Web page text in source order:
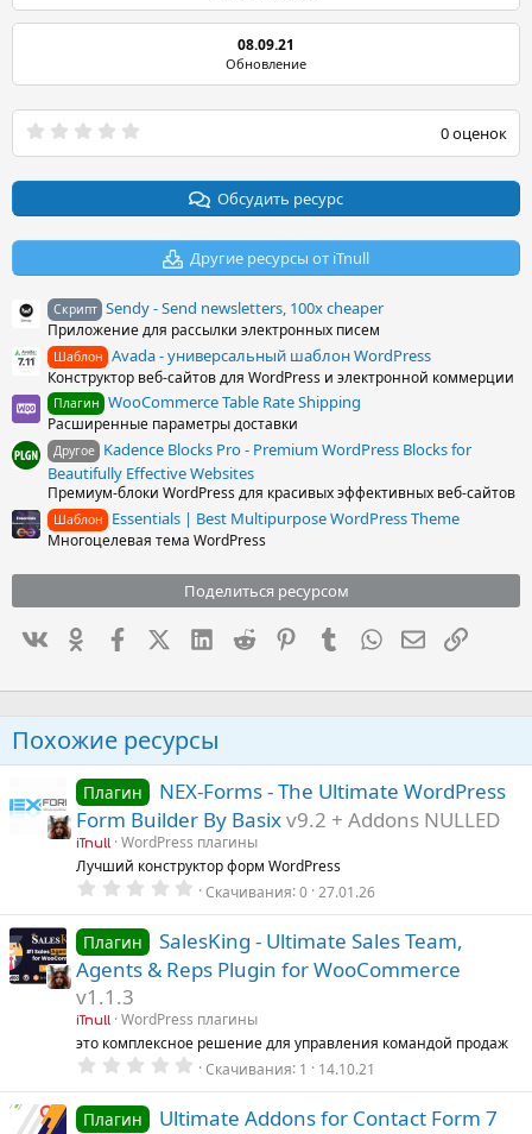
08.09.21
Обновление
0
0
в
з
0 оценок
Обсудить ресурс
Другие ресурсы от iTnull
Скрипт Sendy - Send newsletters, 100x cheaper
Приложение для рассылки электронных писем
Шаблон Avada - универсальный шаблон WordPress
Конструктор веб-сайтов для WordPress и электронной коммерции
Плагин WooCommerce Table Rate Shipping
Расширенные параметры доставки
Другое Kadence Blocks Pro - Premium WordPress Blocks for
Beautifully Effective Websites
Премиум-блоки WordPress для красивых эффективных веб-сайтов
Шаблон Essentials | Best Multipurpose WordPress Theme
Многоцелевая тема WordPress
Поделиться ресурсом
ВконтактеОдноклассники
FacebookX (Twitter)LinkedIn
Reddit PinterestTumblrWhatsAppСсылка
Похожие ресурсы
Плагин
NEX-Forms - The Ultimate WordPress
Form Builder By Basixv9.2 + Addons NULLED
iTnull
WordPress плагины
Лучший конструктор форм WordPress
0
0
0
з
в
ё
д
Скачивания 0 27.01.26
Плагин
SalesKing - Ultimate Sales Team,
Agents & Reps Plugin for WooCommerce
v1.1.3
iTnull
WordPress плагины
это комплексное решение для управления командой продаж
0
0
0
Скачивания 1 14.10.21
Плагин
Ultimate Addons for Contact Form 7